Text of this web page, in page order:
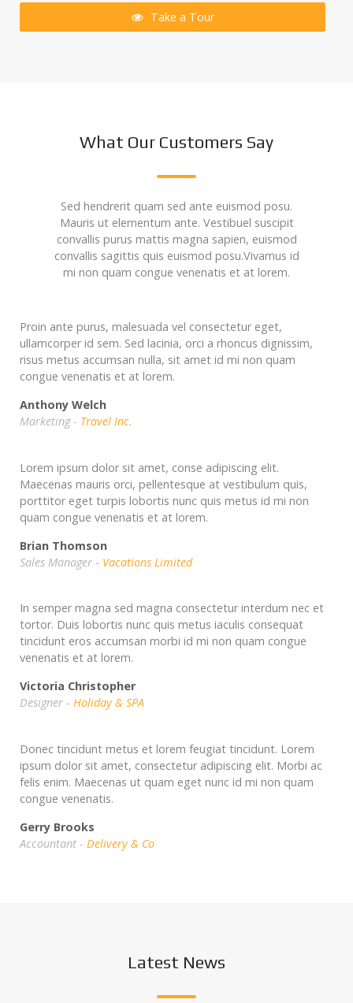
Take a Tour
What Our Customers Say
Sed hendrerit quam sed ante euismod posu.
Mauris ut elementum ante. Vestibuel suscipit
convallis purus mattis magna sapien, euismod
convallis sagittis quis euismod posu.Vivamus id
mi non quam congue venenatis et at lorem.
Proin ante purus, malesuada vel consectetur eget,
ullamcorper id sem. Sed lacinia, orci a rhoncus dignissim,
risus metus accumsan nulla, sit amet id mi non quam
congue venenatis et at lorem.
Anthony Welch
Marketing - Travel Inc.
Lorem ipsum dolor sit amet, conse adipiscing elit.
Maecenas mauris orci, pellentesque at vestibulum quis,
porttitor eget turpis lobortis nunc quis metus id mi non
quam congue venenatis et at lorem.
Brian Thomson
Sales Manager - Vacations Limited
In semper magna sed magna consectetur interdum nec et
tortor. Duis lobortis nunc quis metus iaculis consequat
tincidunt eros accumsan morbi id mi non quam congue
venenatis et at lorem.
Victoria Christopher
Designer - Holiday & SPA
Donec tincidunt metus et lorem feugiat tincidunt. Lorem
ipsum dolor sit amet, consectetur adipiscing elit. Morbi ac
felis enim. Maecenas ut quam eget nunc id mi non quam
congue venenatis.
Gerry Brooks
Accountant - Delivery & Co
Latest News